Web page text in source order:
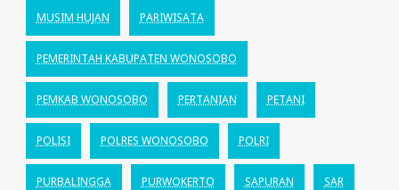
MUSIM HUJAN PARIWISATA
PEMERINTAH KABUPATEN WONOSOBO
PEMKAB WONOSOBO PERTANIAN PETANI
POLISI POLRES WONOSOBO POLRI
PURBALINGGA PURWOKERTO SAPURAN SAR